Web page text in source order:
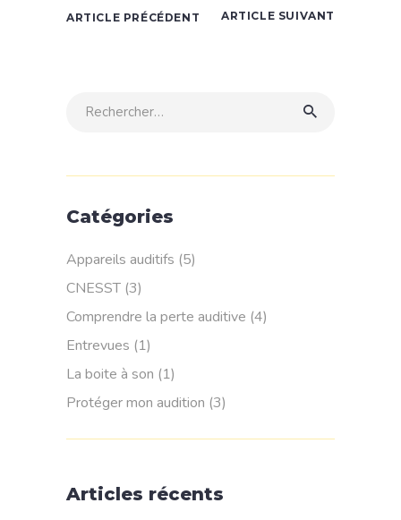
ARTICLE PRÉCÉDENT ARTICLE SUIVANT
Rechercher:
Catégories
Appareils auditifs (5)
CNESST (3)
Comprendre la perte auditive (4)
Entrevues (1)
La boite à son (1)
Protéger mon audition (3)
Articles récents